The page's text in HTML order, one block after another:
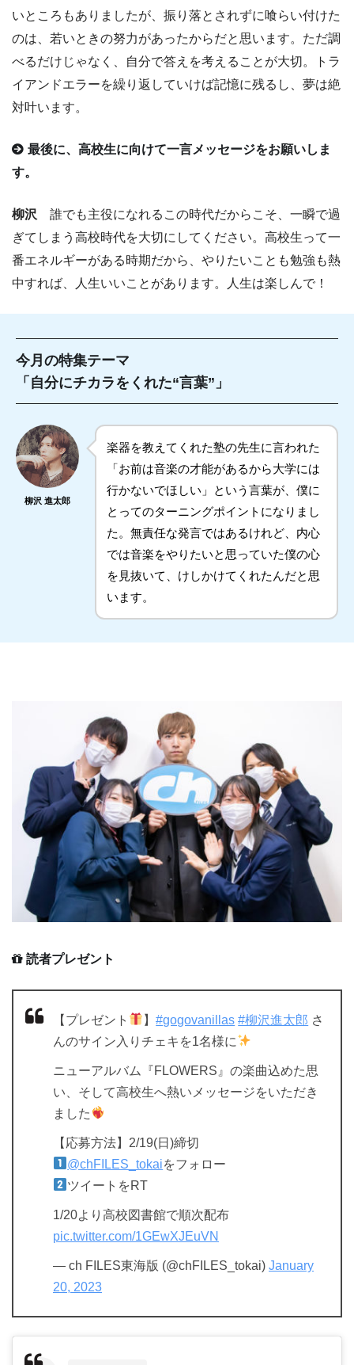
いところもありましたが、振り落とされずに喰らい付けた
のは、若いときの努力があったからだと思います。ただ調
べるだけじゃなく、自分で答えを考えることが大切。トラ
イアンドエラーを繰り返していけば記憶に残るし、夢は絶
対叶います。
最後に、高校生に向けて一言メッセージをお願いしま
す。
柳沢 誰でも主役になれるこの時代だからこそ、一瞬で過
ぎてしまう高校時代を大切にしてください。高校生って一
番エネルギーがある時期だから、やりたいことも勉強も熱
中すれば、人生いいことがあります。人生は楽しんで！
今月の特集テーマ
「自分にチカラをくれた“言葉”」
柳沢 進太郎
楽器を教えてくれた塾の先生に言われた
「お前は音楽の才能があるから大学には
行かないでほしい」という言葉が、僕に
とってのターニングポイントになりまし
た。無責任な発言ではあるけれど、内心
では音楽をやりたいと思っていた僕の心
を見抜いて、けしかけてくれたんだと思
います。
読者プレゼント
【プレゼント 】#gogovanillas #柳沢進太郎 さ
んのサイン入りチェキを1名様に
ニューアルバム『FLOWERS』の楽曲込めた思
い、そして高校生へ熱いメッセージをいただき
ました
【応募方法】2/19(日)締切
@chFILES_tokaiをフォロー
ツイートをRT
1/20より高校図書館で順次配布
pic.twitter.com/1GEwXJEuVN
— ch FILES東海版 (@chFILES_tokai) January
20, 2023